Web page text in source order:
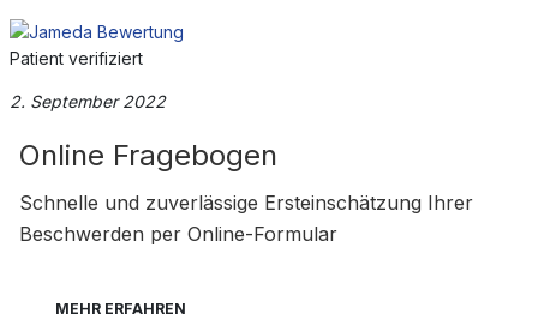
Patient verifiziert
2. September 2022
Online Fragebogen
Schnelle und zuverlässige Ersteinschätzung Ihrer
Beschwerden per Online-Formular
MEHR ERFAHREN